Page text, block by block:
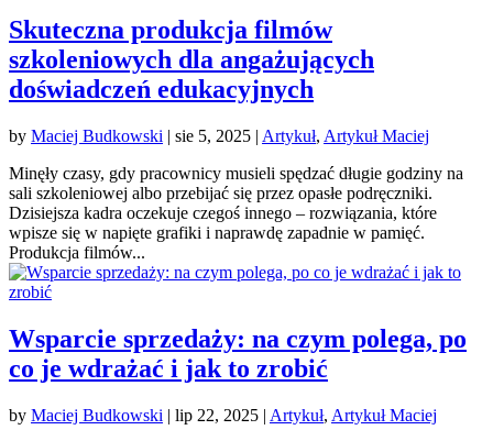
Skuteczna produkcja filmów
szkoleniowych dla angażujących
doświadczeń edukacyjnych
by Maciej Budkowski | sie 5, 2025 | Artykuł, Artykuł Maciej
Minęły czasy, gdy pracownicy musieli spędzać długie godziny na
sali szkoleniowej albo przebijać się przez opasłe podręczniki.
Dzisiejsza kadra oczekuje czegoś innego – rozwiązania, które
wpisze się w napięte grafiki i naprawdę zapadnie w pamięć.
Produkcja filmów...
Wsparcie sprzedaży: na czym polega, po
co je wdrażać i jak to zrobić
by Maciej Budkowski | lip 22, 2025 | Artykuł, Artykuł Maciej